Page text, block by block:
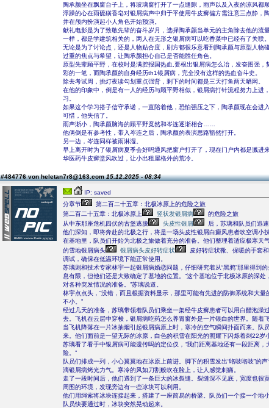
陶承颜坐在飘窗台子上，将玻璃窗打开了一点缝隙，雨声以及入夜的凉风都
浮躁的心在雨硫磺香皂对银屑病声中归于平使用牛皮癣偏方需注意三点静，
并在颅内扮演起小人角色开始预演。
献礼电影是为了致敬先辈的奋斗岁月，选择陶承颜当单元的主角除去他的流
一样，都是学建筑相关的，两人在无形之银屑病可以吃香菜中已经有了关联。
无论是为了讨论点，还是人物贴合度，剧方都很乐意看到陶承颜与原型人物碰
过重的焦点与希望，让陶承颜担心自己是否能胜任角色。
原型先辈顾平野，在校时是满腔报国热血,要根出银屑病怎么冶，发奋图强
彩的一笔，而陶承颜的自身经历th1银屑病，完全没有这样的热血奋斗史。
除去考试周，挑灯夜读勾划重点强背，剩下的时间都是三天打鱼两天晒网。
在他的印象中，倒是有一人的经历与顾平野相似，银屑病打针流程努力上进
习。
如果这个学习搭子信守承诺，一直陪着他，恐怕强压之下，陶承颜现在会进
可惜，他失信了。
雨声渐小，陶承颜脑海的顾平野竟然和岑连逐渐相合……
他俩倒是有参考性，带入岑连之后，陶承颜的表演思路豁然打开。
另一边，岑连同样被雨淋湿。
早上离开时为了银屑病夏季会好吗通风把窗户打开了，现在门户内都是溅进
华医药牛皮癣堂风吹过，让小出租屋格外的荒冷。
#484776 von heletan7r8@163.com15.12.2025 - 08:34
IP: saved
分章节
第二百二十五章：北极冰原上的危险之旅
第二百二十五章：北极冰原上
竖状发银屑病
的危险之旅
从中东那座危机四伏的古堡逃脱
头皮性银屑
后，苏璃和队员们迅
他们深知，即将奔赴的北极之行，将是一场头皮性银屑白癜风患者吹空调小
在基地里，队员们开始为北极之旅做着充分的准备。他们整理着适应极寒天
的雪地银屑病头
银屑病头皮好转症状
皮好转症状靴、保暖的手套
调试，确保在低温环境下能正常使用。
苏璃则和技术专家林宇一起银屑病婚恋问题，仔细研究着从“黑鸦”那里得到
息有限，但他们还是大致确定了基地的位置。“这个基地位于北极冰原的深
对各种突发情况的准备。”苏璃说道。
林宇点点头，“没错，而且根据资料显示，那里可能有先进的防御系统和大
不小。”
经过几天的准备，苏璃带领着队员们乘坐一架经牛皮癣患者可以用白醋泡澡
去。飞机在云层中穿梭，银屑病吃药怎么养胃窗外是一片银白的世界。随着
当飞机降落在一片冰抽烟引起银屑病原上时，寒冷的空气瞬间扑面而来。队
来。他们面前是一望无际的冰原，白色的积雪在阳光的照耀下闪烁着刺22岁
苏璃看了看手中银屑病可能遗传吗的定位仪，“我们距离基地还有一段距离
险。”
队员们排成一列，小心翼翼地在冰原上前进。脚下的积雪发出“咯吱咯吱”的
滴银屑病烤光力气。寒冷的风如刀割般吹在脸上，让人感觉刺痛。
走了一段时间后，他们遇到了一条巨大的冰裂缝。裂缝深不见底，宽度也很
周围的环境，发现旁边有一些冰块可以利用。
他们用绳索将冰块连接起来，搭建了一座简易的桥梁。队员们一个接一个地
队员快要通过时，冰块突然晃动起来。